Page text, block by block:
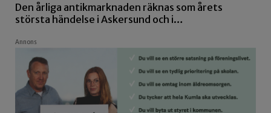
Den årliga antikmarknaden räknas som årets
största händelse i Askersund och i…
Annons